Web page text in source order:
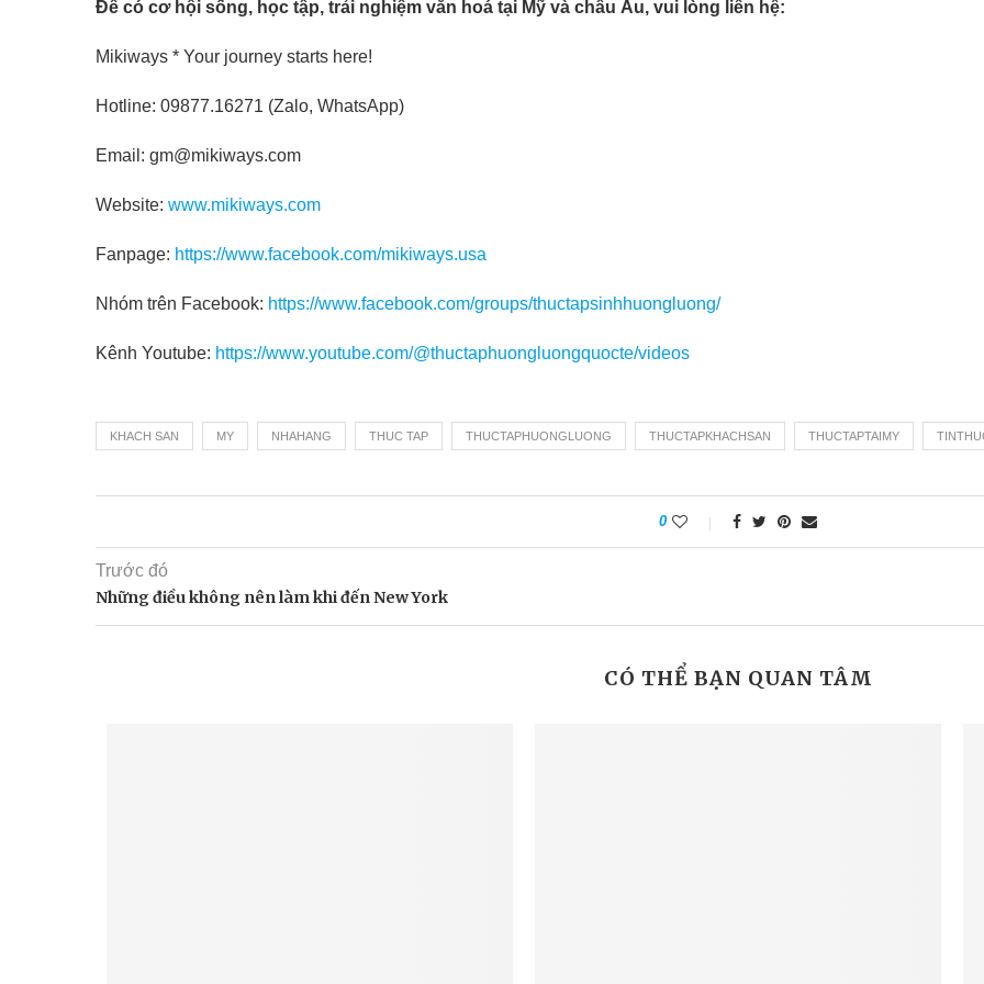
Để có cơ hội sống, học tập, trải nghiệm văn hoá tại Mỹ và châu Âu, vui lòng liên hệ:
Mikiways * Your journey starts here!
Hotline: 09877.16271 (Zalo, WhatsApp)
Email: gm@mikiways.com
Website: www.mikiways.com
Fanpage: https://www.facebook.com/mikiways.usa
Nhóm trên Facebook: https://www.facebook.com/groups/thuctapsinhhuongluong/
Kênh Youtube: https://www.youtube.com/@thuctaphuongluongquocte/videos
KHACH SAN MY NHAHANG THUC TAP THUCTAPHUONGLUONG THUCTAPKHACHSAN THUCTAPTAIMY
0
Trước đó
Những điều không nên làm khi đến New York
CÓ THỂ BẠN QUAN TÂM